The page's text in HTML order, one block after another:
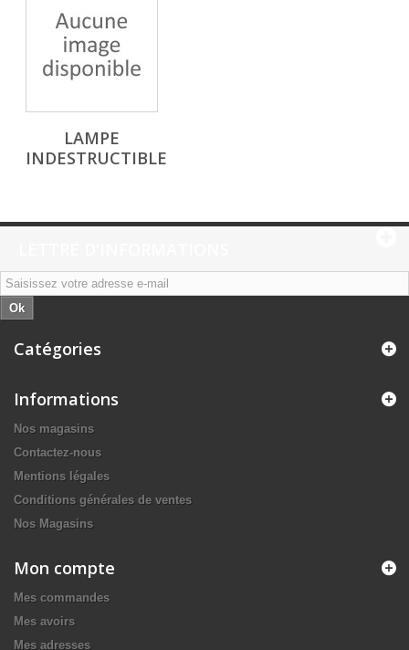
LAMPE
INDESTRUCTIBLE
Ok
Catégories
Informations
Nos magasins
Contactez-nous
Mentions légales
Conditions générales de ventes
Nos Magasins
Mon compte
Mes commandes
Mes avoirs
Mes adresses